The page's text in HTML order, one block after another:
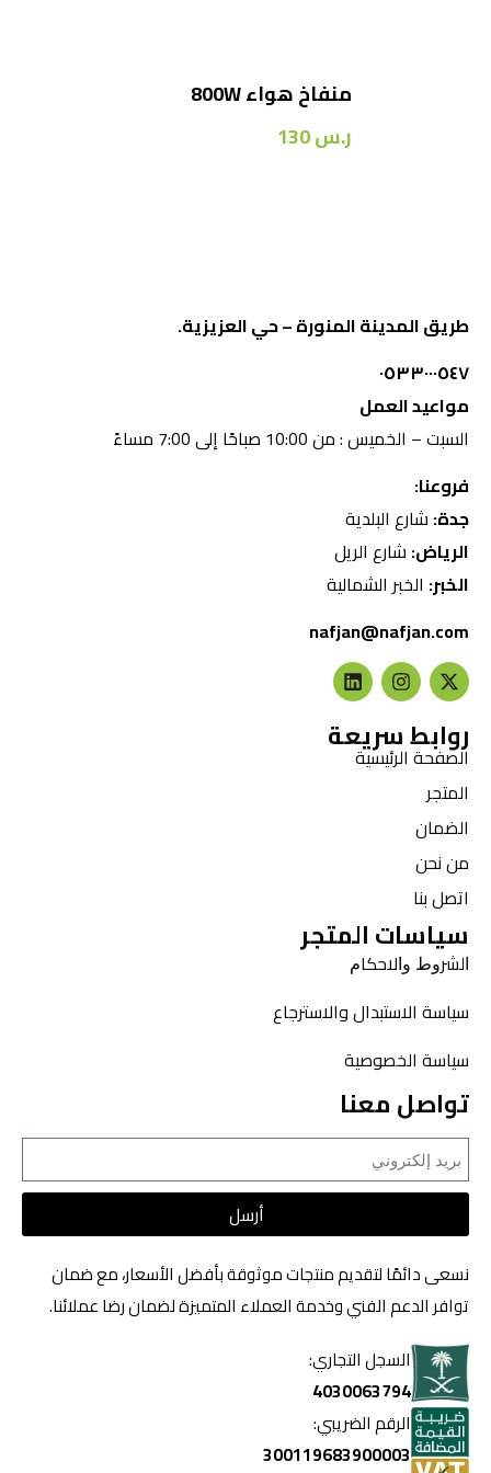
منفاخ هواء 800W
ر.س130
طريق المدينة المنورة – حي العزيزية.
٠٥٣٣٠٠٠٥٤٧
مواعيد العمل
السبت – الخميس : من 10:00 صباحًا إلى 7:00 مساءً
فروعنا:
جدة: شارع البلدية
الرياض: شارع الريل
الخبر: الخبر الشمالية
nafjan@nafjan.com
روابط سريعة
الصفحة الرئيسية
المتجر
الضمان
من نحن
اتصل بنا
سياسات المتجر
ﺍﻟﺸﺮﻭﻁ ﻭﺍﻻﺣﻜﺎﻡ
سياسة الاستبدال والاسترجاع
سياسة الخصوصية
تواصل معنا
أرسل
نسعى دائمًا لتقديم منتجات موثوقة بأفضل الأسعار، مع ضمان
توافر الدعم الفني وخدمة العملاء المتميزة لضمان رضا عملائنا.
السجل التجاري:
4030063794
الرقم الضريبي:
300119683900003